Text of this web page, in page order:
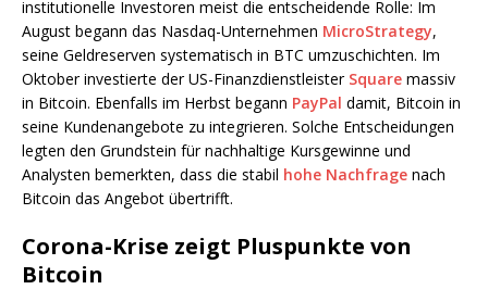
institutionelle Investoren meist die entscheidende Rolle: Im
August begann das Nasdaq-Unternehmen MicroStrategy,
seine Geldreserven systematisch in BTC umzuschichten. Im
Oktober investierte der US-Finanzdienstleister Square massiv
in Bitcoin. Ebenfalls im Herbst begann PayPal damit, Bitcoin in
seine Kundenangebote zu integrieren. Solche Entscheidungen
legten den Grundstein für nachhaltige Kursgewinne und
Analysten bemerkten, dass die stabil hohe Nachfrage nach
Bitcoin das Angebot übertrifft.
Corona-Krise zeigt Pluspunkte von
Bitcoin